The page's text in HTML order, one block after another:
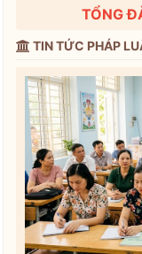
TỔNG
TIN TỨC PHÁP